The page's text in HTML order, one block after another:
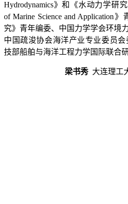
Hydrodynamics》和《水动力学研
of Marine Science and Application 》
究》青年编委、中国力学学会环境
中国疏浚协会海洋产业专业委员会
技部船舶与海洋工程力学国际联合
梁书秀 大连理工